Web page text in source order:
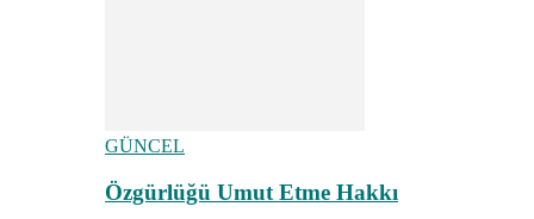
GÜNCEL
Özgürlüğü Umut Etme Hakkı